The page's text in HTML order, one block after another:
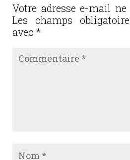
Votre adresse e-mail ne
Les champs
avec *